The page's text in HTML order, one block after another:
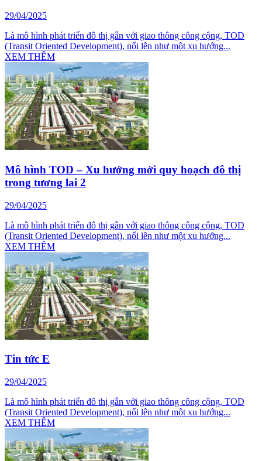
29/04/2025
Là mô hình phát triển đô thị gắn với giao thông công cộng, TOD
(Transit Oriented Development), nổi lên như một xu hướng...
XEM THÊM
Mô hình TOD – Xu hướng mới quy hoạch đô thị
trong tương lai 2
29/04/2025
Là mô hình phát triển đô thị gắn với giao thông công cộng, TOD
(Transit Oriented Development), nổi lên như một xu hướng...
XEM THÊM
Tin tức E
29/04/2025
Là mô hình phát triển đô thị gắn với giao thông công cộng, TOD
(Transit Oriented Development), nổi lên như một xu hướng...
XEM THÊM